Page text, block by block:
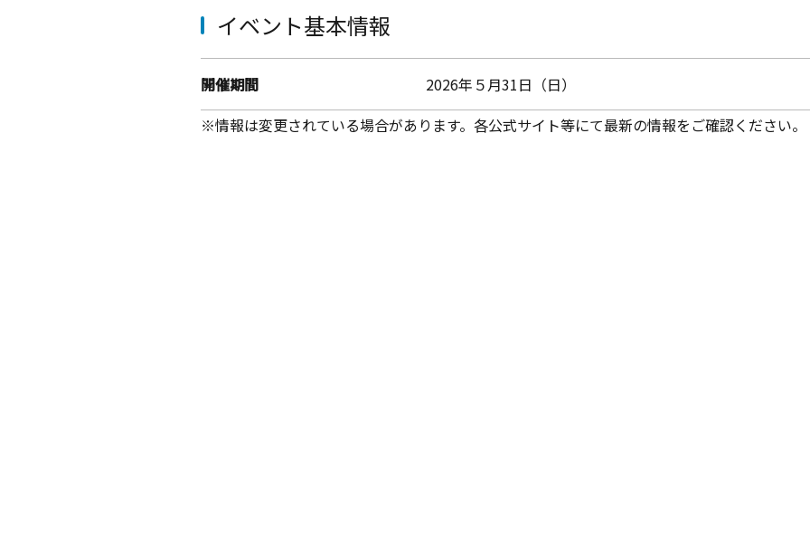
イベント基本情報
開催期間
2026年５月31日（日）
※情報は変更されている場合があります。各公式サイト等にて最新の情報をご確認ください。